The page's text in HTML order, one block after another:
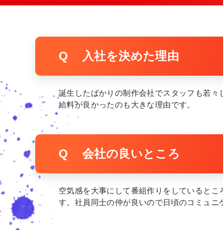
Q 入社を決めた理由
誕生したばかりの制作会社でスタッフも若
給料が良かったのも大きな理由です。
Q 会社の良いところ
空気感を大事にして番組作りをしていると
す。社員同士の仲が良いので日頃のコミュニ